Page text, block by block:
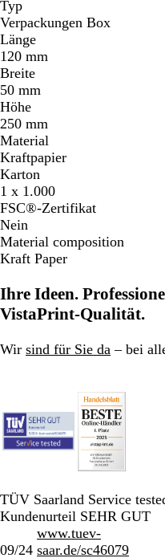
Typ
Verpackungen Box
Länge
120 mm
Breite
50 mm
Höhe
250 mm
Material
Kraftpapier
Karton
1 x 1.000
FSC®-Zertifikat
Nein
Material composition
Kraft Paper
Ihre Ideen.
VistaPrint-Qualität.
Wir sind für Sie da – bei
TÜV Saarland Service
Kundenurteil SEHR GUT
09/24
www.tuev-
saar.de/sc46079